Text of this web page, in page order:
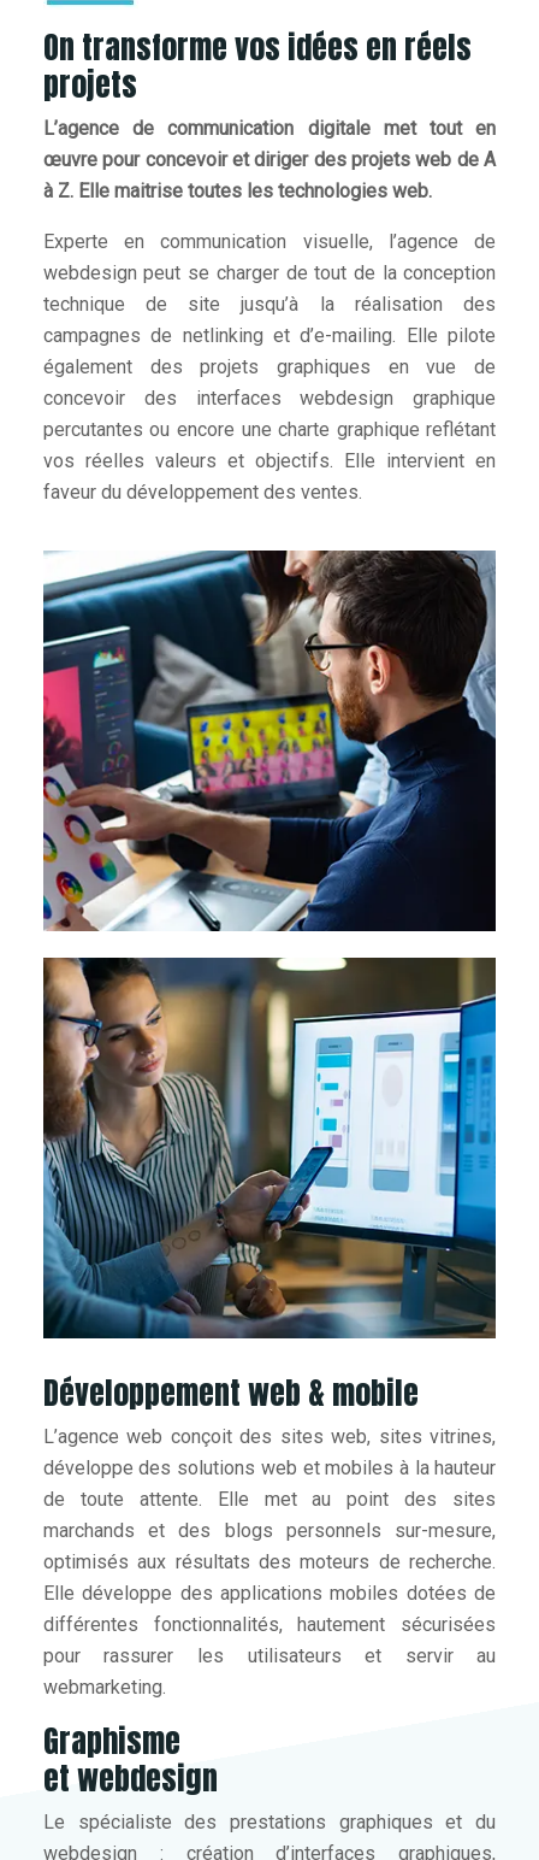
On transforme vos idées en réels
projets
L’agence de communication digitale met tout en
œuvre pour concevoir et diriger des projets web de A
à Z. Elle maitrise toutes les technologies web.
Experte en communication visuelle, l’agence de
webdesign peut se charger de tout de la conception
technique de site jusqu’à la réalisation des
campagnes de netlinking et d’e-mailing. Elle pilote
également des projets graphiques en vue de
concevoir des interfaces webdesign graphique
percutantes ou encore une charte graphique reflétant
vos réelles valeurs et objectifs. Elle intervient en
faveur du développement des ventes.
Développement web & mobile
L’agence web conçoit des sites web, sites vitrines,
développe des solutions web et mobiles à la hauteur
de toute attente. Elle met au point des sites
marchands et des blogs personnels sur-mesure,
optimisés aux résultats des moteurs de recherche.
Elle développe des applications mobiles dotées de
différentes fonctionnalités, hautement sécurisées
pour rassurer les utilisateurs et servir au
webmarketing.
Graphisme
et webdesign
Le spécialiste des prestations graphiques et du
webdesign : création d’interfaces graphiques,